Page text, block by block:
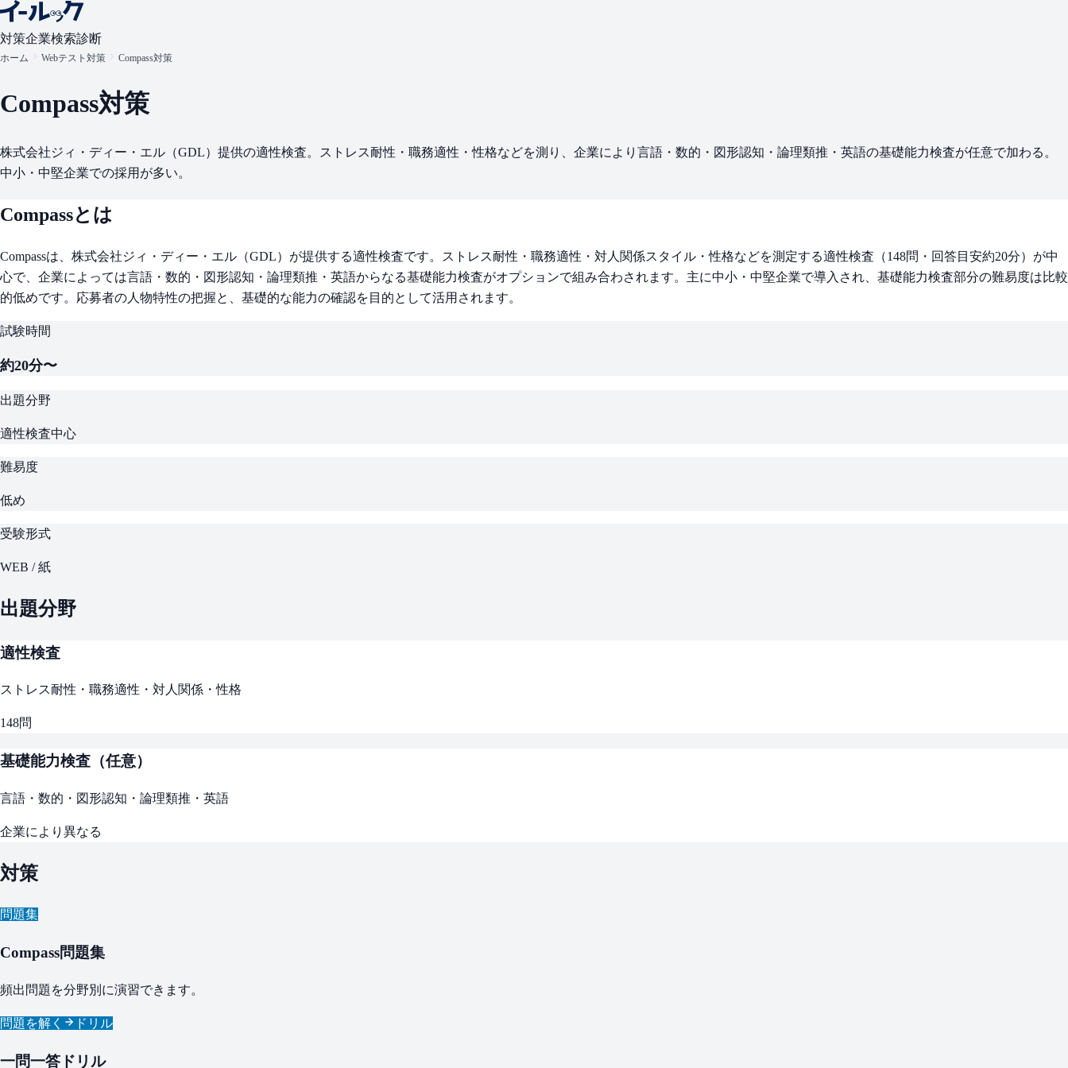
対策企業検索診断
ホーム Webテスト対策 Compass対策
Compass対策
株式会社ジィ・ディー・エル（GDL）提供の適性検査。ストレス耐性・職務適性・性格などを測り、企業により言語・数的・図形認知・論理類推・英語の基礎能力検査が任意で加わる。
中小・中堅企業での採用が多い。
Compassとは
Compassは、株式会社ジィ・ディー・エル（GDL）が提供する適性検査です。ストレス耐性・職務適性・対人関係スタイル・性格などを測定する適性検査（148問・回答目安約20分）が中
心で、企業によっては言語・数的・図形認知・論理類推・英語からなる基礎能力検査がオプションで組み合わされます。主に中小・中堅企業で導入され、基礎能力検査部分の難易度は比較
的低めです。応募者の人物特性の把握と、基礎的な能力の確認を目的として活用されます。
試験時間
約20分〜
出題分野
適性検査中心
難易度
低め
受験形式
WEB / 紙
出題分野
適性検査
ストレス耐性・職務適性・対人関係・性格
148問
基礎能力検査（任意）
言語・数的・図形認知・論理類推・英語
企業により異なる
対策
問題集
Compass問題集
頻出問題を分野別に演習できます。
問題を解く ドリル
一問一答ドリル